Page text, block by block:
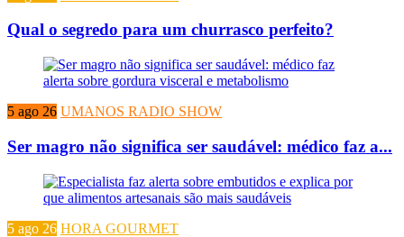
Qual o segredo para um churrasco perfeito?
5 ago 26 UMANOS RADIO SHOW
Ser magro não significa ser saudável: médico faz a...
5 ago 26 HORA GOURMET